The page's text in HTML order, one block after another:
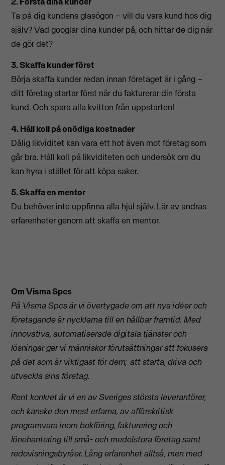
Ta på dig kundens glasögon – vill du vara kund hos dig
själv? Vad googlar dina kunder på, och hittar de dig när
de gör det?
3. Skaffa kunder först
Börja skaffa kunder redan innan företaget är i gång –
ditt företag startar först när du fakturerar din första
kund. Och spara alla kvitton från uppstarten!
4. Håll koll på onödiga kostnader
Dålig likviditet kan vara ett hot även mot företag som
går bra. Håll koll på likviditeten och undersök om du
kan hyra i stället för att köpa saker.
5. Skaffa en mentor
Du behöver inte uppfinna alla hjul själv. Lär av andras
erfarenheter genom att skaffa en mentor.
Om Visma Spcs
På Visma Spcs är vi övertygade om att nya idéer och
företagande är nycklarna till en hållbar framtid. Med
innovativa, automatiserade digitala tjänster och
lösningar ger vi människor förutsättningar att fokusera
på det som är viktigast för dem; att starta, driva och
utveckla sina företag.
Rent konkret är vi en av Sveriges största leverantörer,
och kanske den mest erfarna, av affärskritisk
programvara inom bokföring, fakturering och
lönehantering till små- och medelstora företag samt
redovisningsbyråer. Lång erfarenhet alltså, men med